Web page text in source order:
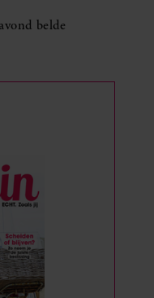
belde